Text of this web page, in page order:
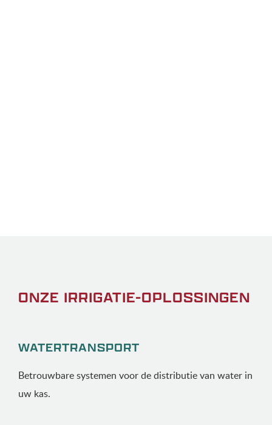
ONZE IRRIGATIE-OPLOSSINGEN
WATERTRANSPORT
Betrouwbare systemen voor de distributie van water in
uw kas.